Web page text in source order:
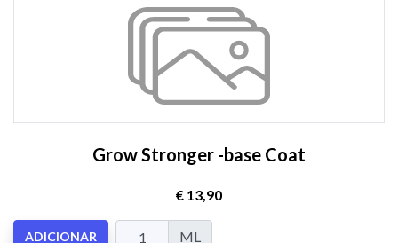
Grow Stronger -base Coat
€ 13,90
ADICIONAR ML